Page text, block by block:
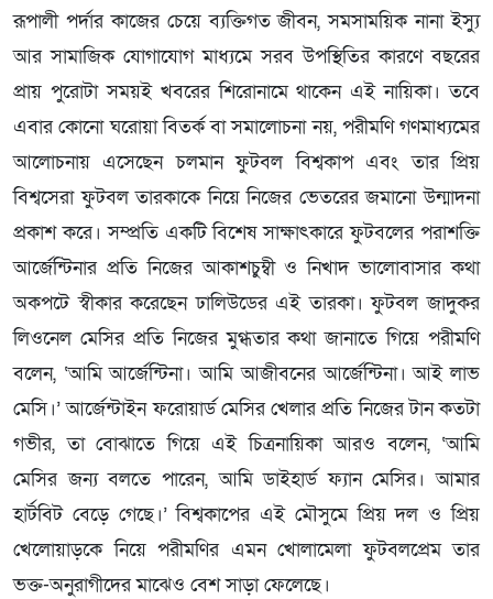
রূপালী পর্দার কাজের চেয়ে ব্যক্তিগত জীবন, সমসাময়িক নানা ইস্যু
আর সামাজিক যোগাযোগ মাধ্যমে সরব উপস্থিতির কারণে বছরের
প্রায় পুরোটা সময়ই খবরের শিরোনামে থাকেন এই নায়িকা। তবে
এবার কোনো ঘরোয়া বিতর্ক বা সমালোচনা নয়, পরীমণি গণমাধ্যমের
আলোচনায় এসেছেন চলমান ফুটবল বিশ্বকাপ এবং তার প্রিয়
বিশ্বসেরা ফুটবল তারকাকে নিয়ে নিজের ভেতরের জমানো উন্মাদনা
প্রকাশ করে। সম্প্রতি একটি বিশেষ সাক্ষাৎকারে ফুটবলের পরাশক্তি
আর্জেন্টিনার প্রতি নিজের আকাশচুম্বী ও নিখাদ ভালোবাসার কথা
অকপটে স্বীকার করেছেন ঢালিউডের এই তারকা। ফুটবল জাদুকর
লিওনেল মেসির প্রতি নিজের মুগ্ধতার কথা জানাতে গিয়ে পরীমণি
বলেন, ‘আমি আর্জেন্টিনা। আমি আজীবনের আর্জেন্টিনা। আই লাভ
মেসি।’ আর্জেন্টাইন ফরোয়ার্ড মেসির খেলার প্রতি নিজের টান কতটা
গভীর, তা বোঝাতে গিয়ে এই চিত্রনায়িকা আরও বলেন, ‘আমি
মেসির জন্য বলতে পারেন, আমি ডাইহার্ড ফ্যান মেসির। আমার
হার্টবিট বেড়ে গেছে।’ বিশ্বকাপের এই মৌসুমে প্রিয় দল ও প্রিয়
খেলোয়াড়কে নিয়ে পরীমণির এমন খোলামেলা ফুটবলপ্রেম তার
ভক্ত-অনুরাগীদের মাঝেও বেশ সাড়া ফেলেছে।